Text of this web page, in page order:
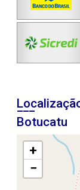
Botucatu
+
−